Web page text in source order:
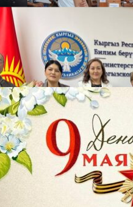
бекитилген Улуттук
болуп өттү.